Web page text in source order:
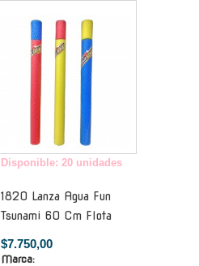
Disponible: 20 unidades
1820 Lanza Agua Fun
Tsunami 60 Cm Flota
$7.750,00
Marca: